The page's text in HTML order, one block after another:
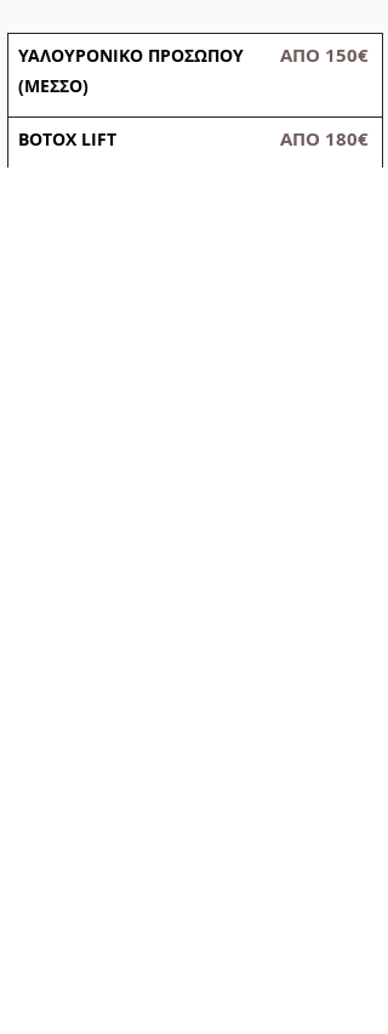
ΥΑΛΟΥΡΟΝΙΚΟ ΠΡΟΣΩΠΟΥ
(ΜΕΣΣΟ)
ΑΠΟ 150€
BOTOX LIFT ΑΠΟ 180€